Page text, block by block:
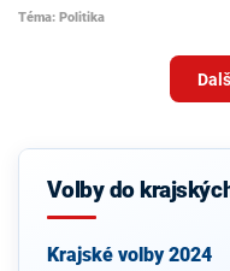
Téma: Politika
Volby do
Krajské volby 2024